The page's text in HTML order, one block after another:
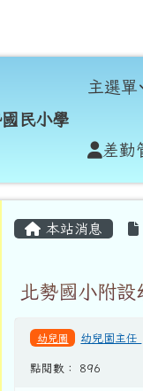
國民小
民小學
主選單
差勤
容
主內容區
本站消息
北勢國小附
幼兒園 幼兒園主任
點閱數： 896